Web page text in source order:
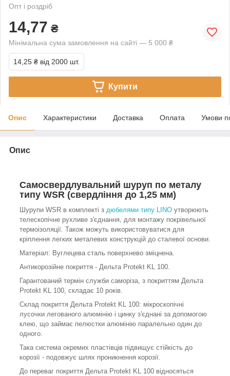
Опт і роздріб
14,77 ₴
Мінімальна сума замовлення на сайті — 5 000 ₴
14,25 ₴ від 2000 шт.
Купити
Опис Характеристики Доставка Оплата Умови
Опис
Самосвердлувальний шуруп по металу
типу WSR (свердління до 1,25 мм)
Шурупи WSR в комплекті з дюбелями типу LINO утворюють
телескопічне рухливе з'єднання, для монтажу покрівельної
термоізоляції. Також можуть використовуватися для
кріплення легких металевих конструкцій до сталевої основи.
Матеріал: Вуглецева сталь поверхнево зміцнена.
Антикорозійне покриття - Дельта Protekt KL 100.
Гарантований термін служби саморіза, з покриттям Дельта
Protekt KL 100, складає 10 років.
Склад покриття Дельта Protekt KL 100: мікроскопічні
лусочки легованого алюмінію і цинку з'єднані за допомогою
клею, що займає пелюстки алюмінію паралельно один до
одного.
Така система окремих пластівців підвищує стійкість до
корозії - подовжує шлях проникнення корозії.
До переваг покриття Дельта Protekt KL 100 відносяться